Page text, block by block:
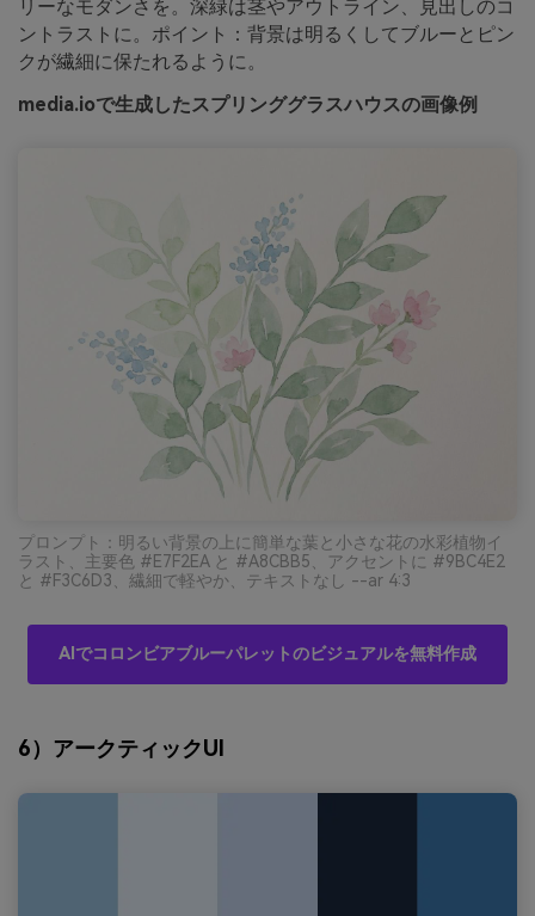
リーなモダンさを。深緑は茎やアウトライン、見出しのコ
ントラストに。ポイント：背景は明るくしてブルーとピン
クが繊細に保たれるように。
media.ioで生成したスプリンググラスハウスの画像例
プロンプト：明るい背景の上に簡単な葉と小さな花の水彩植物イ
ラスト、主要色 #E7F2EA と #A8CBB5、アクセントに #9BC4E2
と #F3C6D3、繊細で軽やか、テキストなし --ar 4:3
AIでコロンビアブルーパレットのビジュアルを無料作成
6）アークティックUI